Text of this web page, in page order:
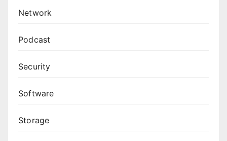
Network
Podcast
Security
Software
Storage